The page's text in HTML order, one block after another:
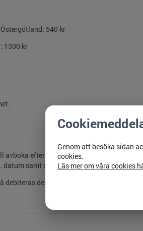
540 kr
1300 kr
efter sista anmälningsdag, skicka
datum samt ditt namn.
deltagaren ändå den eventuella
Genom att besöka sidan
cookies.
Läs mer om våra cookies